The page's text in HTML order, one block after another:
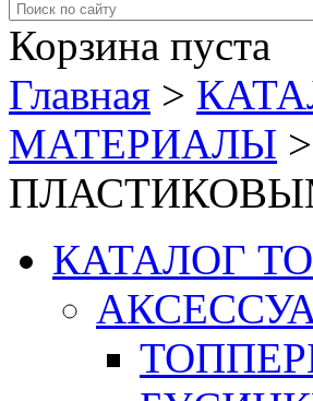
Корзина пуста
Главная >
МАТЕРИАЛЫ >
КАТАЛОГ